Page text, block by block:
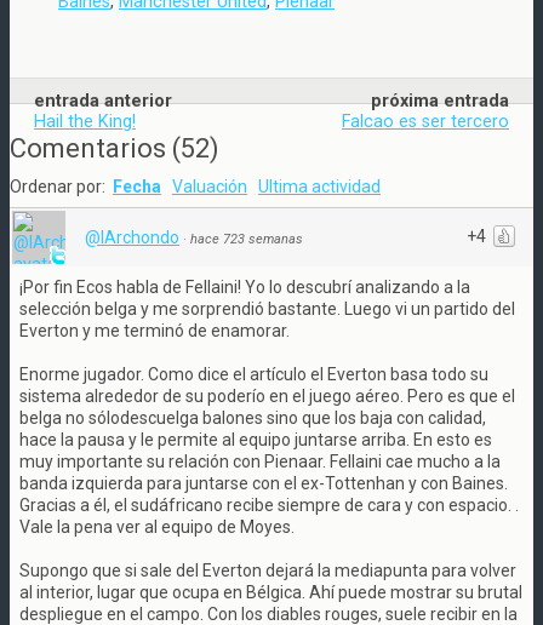
entrada anterior
Hail the King!
próxima entrada
Falcao es ser tercero
Comentarios (52)
Ordenar por: Fecha Valuación Ultima actividad
+4
@IArchondo · hace 723 semanas
¡Por fin Ecos habla de Fellaini! Yo lo descubrí analizando a la
selección belga y me sorprendió bastante. Luego vi un partido del
Everton y me terminó de enamorar.
Enorme jugador. Como dice el artículo el Everton basa todo su
sistema alrededor de su poderío en el juego aéreo. Pero es que el
belga no sólodescuelga balones sino que los baja con calidad,
hace la pausa y le permite al equipo juntarse arriba. En esto es
muy importante su relación con Pienaar. Fellaini cae mucho a la
banda izquierda para juntarse con el ex-Tottenhan y con Baines.
Gracias a él, el sudáfricano recibe siempre de cara y con espacio. .
Vale la pena ver al equipo de Moyes.
Supongo que si sale del Everton dejará la mediapunta para volver
al interior, lugar que ocupa en Bélgica. Ahí puede mostrar su brutal
despliegue en el campo. Con los diables rouges, suele recibir en la